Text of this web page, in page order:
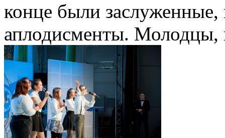
конце были
аплодисменты. Молодцы,